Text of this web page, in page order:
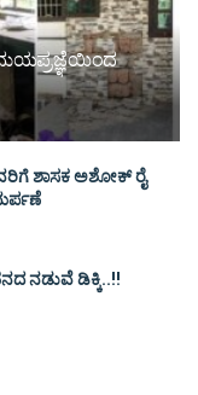
ಶಾಸಕ ಅಶೋಕ್ ರೈ
ನಡುವೆ ಡಿಕ್ಕಿ..!!